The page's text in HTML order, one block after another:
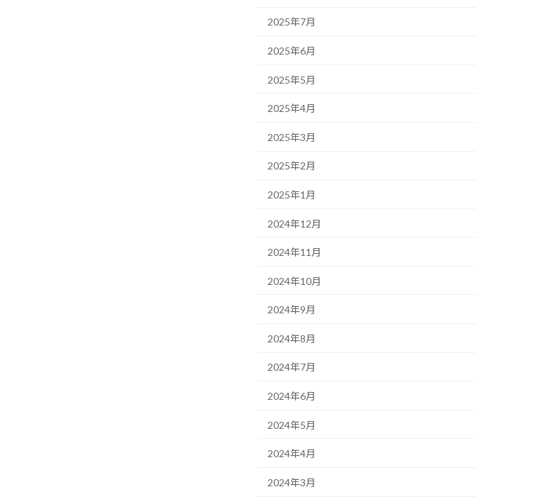
2025年7月
2025年6月
2025年5月
2025年4月
2025年3月
2025年2月
2025年1月
2024年12月
2024年11月
2024年10月
2024年9月
2024年8月
2024年7月
2024年6月
2024年5月
2024年4月
2024年3月